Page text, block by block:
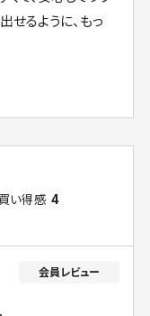
せるように、もっ
い得感 4